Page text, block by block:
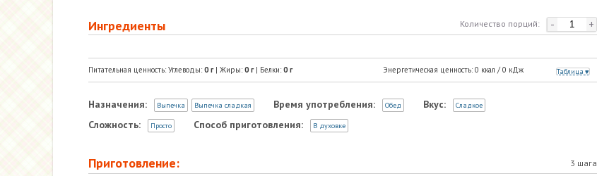
- +
Количество порций:
Ингредиенты
Таблица
Энергетическая ценность: 0 ккал / 0 кДж
Питательная ценность: Углеводы: 0г| Жиры: 0г| Белки: 0г
Назначения: Выпечка Выпечка сладкая Время употребления: Обед Вкус: Сладкое
Сложность: Просто Способ приготовления: В духовке
Приготовление: 3 шага